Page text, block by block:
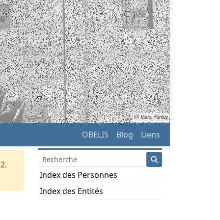
ⓒ Mark Henley
OBELIS Blog Liens
Index des Personnes
Index des Entités